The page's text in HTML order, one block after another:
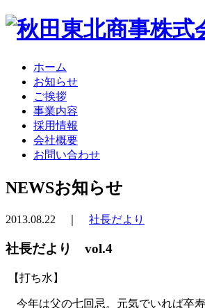
ホーム
お知らせ
ご挨拶
事業内容
採用情報
会社概要
お問い合わせ
NEWSお知らせ
2013.08.22 ｜ 社長だより
社長だより vol.4
【打ち水】
今年は父の七回忌。元気でいれば卒寿